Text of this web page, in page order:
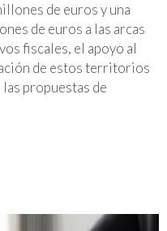
de euros y una
de euros a las arcas
fiscales, el apoyo al
de estos territorios
propuestas de